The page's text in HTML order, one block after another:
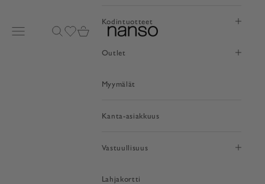
nanso
Avaa valikkoAvaa haku
Avaa toivelistasivu
Avaa ostoskori
Kodintuotteet
Outlet
Myymälät
Kanta-asiakkuus
Vastuullisuus
Lahjakortti